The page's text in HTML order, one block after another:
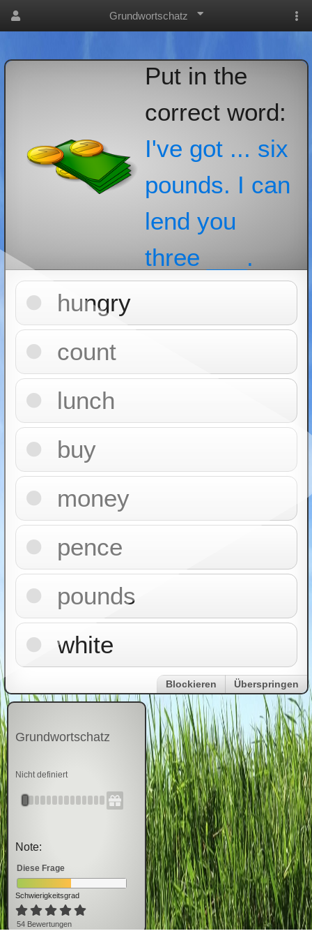
Grundwortschatz
Put in the
correct word:
I've got ... six
pounds. I can
lend you
three ___.
hungry
count
lunch
buy
money
pence
pounds
white
Blockieren Überspringen
Grundwortschatz
Nicht definiert
Note:
Diese Frage
Schwierigkeitsgrad
54 Bewertungen